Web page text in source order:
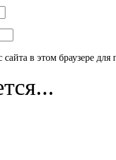
в этом браузере